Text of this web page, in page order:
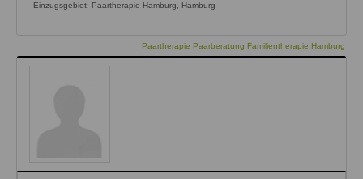
Einzugsgebiet: Paartherapie Hamburg, Hamburg
Paartherapie Paarberatung Familientherapie Hamburg